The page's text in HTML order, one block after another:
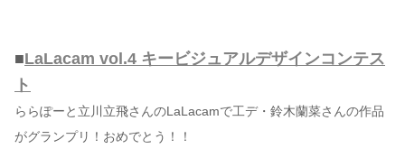
■LaLacam vol.4 キービジュアルデザインコンテス
ト
ららぽーと立川立飛さんのLaLacamで工デ・鈴木蘭菜さんの作品
がグランプリ！おめでとう！！